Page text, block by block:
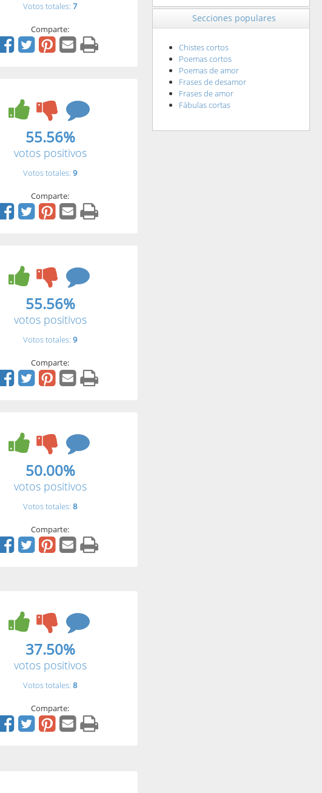
Votos totales: 7
Comparte:
55.56%
votos positivos
Votos totales: 9
Comparte:
55.56%
votos positivos
Votos totales: 9
Comparte:
50.00%
votos positivos
Votos totales: 8
Comparte:
37.50%
votos positivos
Votos totales: 8
Comparte:
Secciones populares
Chistes cortos
Poemas cortos
Poemas de amor
Frases de desamor
Frases de amor
Fábulas cortas